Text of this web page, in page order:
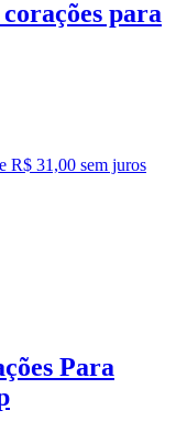
para
R$ 31,00 sem juros
Para